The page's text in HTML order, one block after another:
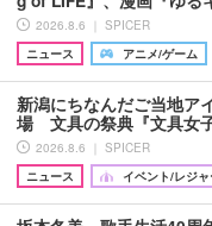
2026.8.6 ｜ SPICER
ニュース
アニメ/ゲーム
新潟にちなんだご当地ア
場 文具の祭典『文具女
2026.8.6 ｜ SPICER
ニュース
イベント/レジ